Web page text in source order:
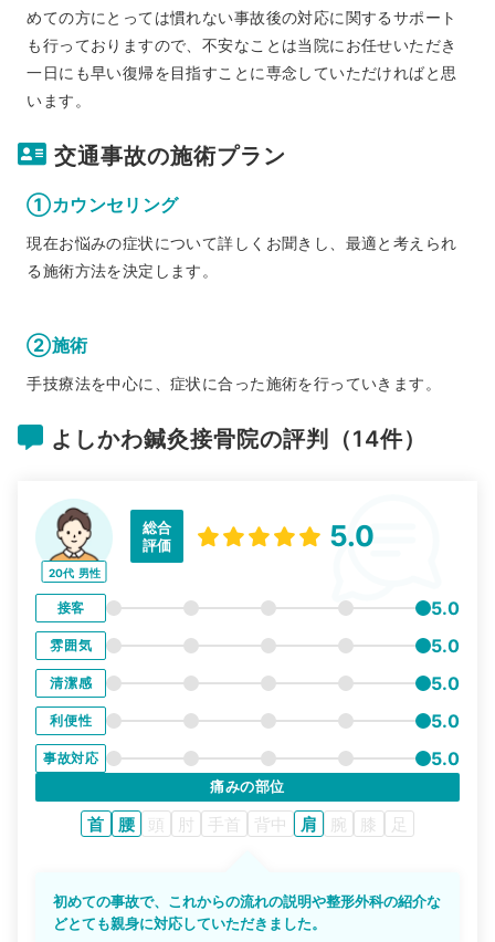
めての方にとっては慣れない事故後の対応に関するサポート
も行っておりますので、不安なことは当院にお任せいただき
一日にも早い復帰を目指すことに専念していただければと思
います。
交通事故の施術プラン
①カウンセリング
現在お悩みの症状について詳しくお聞きし、最適と考えられ
る施術方法を決定します。
②施術
手技療法を中心に、症状に合った施術を行っていきます。
よしかわ鍼灸接骨院の評判（14件）
20代 男性
総合
評価
5.0
接客 5.0
雰囲気 5.0
清潔感 5.0
利便性 5.0
事故対応 5.0
痛みの部位
首 腰 頭 肘 手首 背中 肩 腕 膝 足
初めての事故で、これからの流れの説明や整形外科の紹介な
どとても親身に対応していただきました。